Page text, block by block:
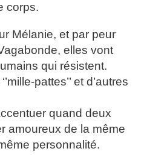
corps.
Mélanie, et par peur
elles vont
qui résistent.
pattes’’ et d’autres
quand deux
amoureux de la même
personnalité.